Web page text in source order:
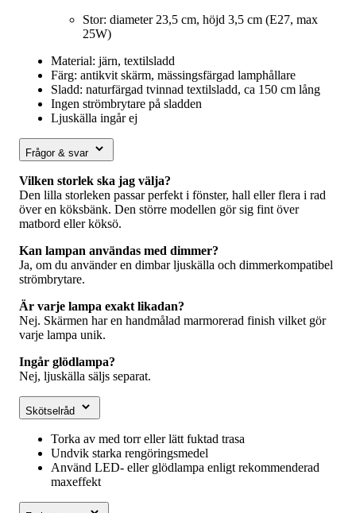
Stor: diameter 23,5 cm, höjd 3,5 cm (E27, max
25W)
Material: järn, textilsladd
Färg: antikvit skärm, mässingsfärgad lamphållare
Sladd: naturfärgad tvinnad textilsladd, ca 150 cm lång
Ingen strömbrytare på sladden
Ljuskälla ingår ej
Frågor & svar
Vilken storlek ska jag välja?
Den lilla storleken passar perfekt i fönster, hall eller flera i rad
över en köksbänk. Den större modellen gör sig fint över
matbord eller köksö.
Kan lampan användas med dimmer?
Ja, om du använder en dimbar ljuskälla och dimmerkompatibel
strömbrytare.
Är varje lampa exakt likadan?
Nej. Skärmen har en handmålad marmorerad finish vilket gör
varje lampa unik.
Ingår glödlampa?
Nej, ljuskälla säljs separat.
Skötselråd
Torka av med torr eller lätt fuktad trasa
Undvik starka rengöringsmedel
Använd LED- eller glödlampa enligt rekommenderad
maxeffekt